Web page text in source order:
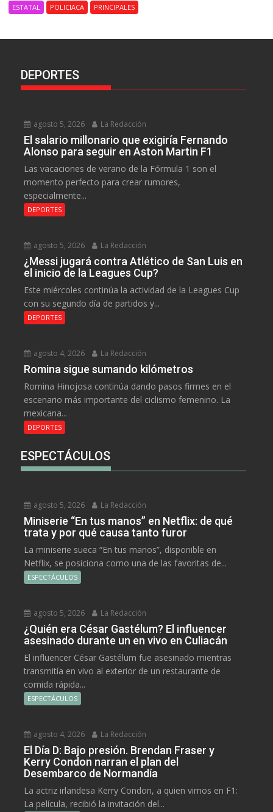
ESTATAL POLICIACA PRINCIPALES
DEPORTES
agosto 5, 2026 La Redacción
El salario millonario que exigiría Fernando
Alonso para seguir en Aston Martin F1
Las vacaciones de verano de la Fórmula 1 son el
momento perfecto para crear rumores,
especialmente...
DEPORTES
agosto 5, 2026 La Redacción
¿Messi jugará contra Atlético de San Luis en
el inicio de la Leagues Cup?
Este miércoles continúa la actividad de la Leagues Cup
con su segundo día de partidos y...
DEPORTES
agosto 4, 2026 La Redacción
Romina sigue sumando kilómetros
Romina Hinojosa continúa dando pasos firmes en el
escenario más importante del ciclismo femenino. La
mexicana...
DEPORTES
ESPECTÁCULOS
agosto 5, 2026 La Redacción
Miniserie “En tus manos” en Netflix: de qué
trata y por qué causa tanto furor
La miniserie sueca “En tus manos”, disponible en
Netflix, se posiciona como una de las favoritas de...
ESPECTÁCULOS
agosto 5, 2026 La Redacción
¿Quién era César Gastélum? El influencer
asesinado durante un en vivo en Culiacán
El influencer César Gastélum fue asesinado mientras
transmitía en vivo al exterior de un restaurante de
comida rápida...
ESPECTÁCULOS
agosto 4, 2026 La Redacción
El Día D: Bajo presión. Brendan Fraser y
Kerry Condon narran el plan del
Desembarco de Normandía
La actriz irlandesa Kerry Condon, a quien vimos en F1:
La película, recibió la invitación del...